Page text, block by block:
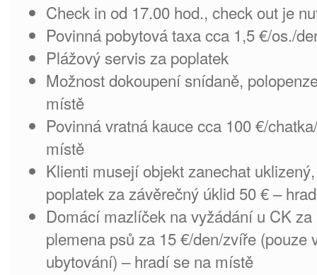
Check in od 17.00 hod., check out je
Povinná pobytová taxa cca 1,5 €/os./
Plážový servis za poplatek
Možnost dokoupení snídaně,
místě
Povinná vratná kauce cca 100 €/
místě
Klienti musejí objekt zanechat
poplatek za závěrečný úklid 50 € –
Domácí mazlíček na vyžádání u CK
plemena psů za 15 €/den/zvíře (pouze
ubytování) – hradí se na místě